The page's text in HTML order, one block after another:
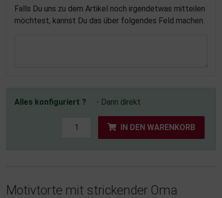
Falls Du uns zu dem Artikel noch irgendetwas mitteilen
möchtest, kannst Du das über folgendes Feld machen.
Alles konfiguriert ? - Dann direkt
IN DEN WARENKORB
Motivtorte mit strickender Oma